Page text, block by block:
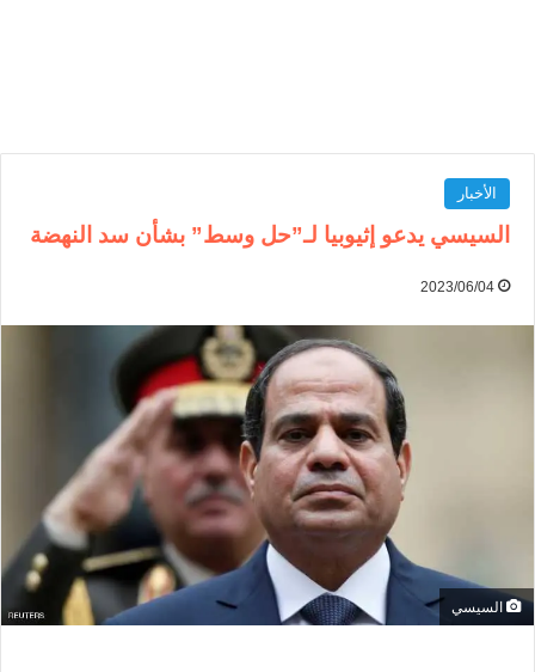
الأخبار
السيسي يدعو إثيوبيا لـ”حل وسط” بشأن سد النهضة
2023/06/04
السيسي